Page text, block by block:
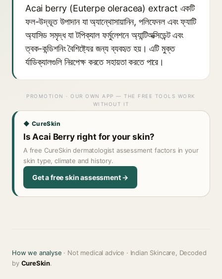
Acai berry (Euterpe oleracea) extract একটি
ফল-উদ্ভূত উপাদান যা অ্যান্থোসায়ানিন, পলিফেনল এবং ফ্যাটি
অ্যাসিড সমৃদ্ধ যা টপিক্যাল ফর্মুলেশনে অ্যান্টিঅক্সিডেন্ট এবং
ত্বক-কন্ডিশনিং বৈশিষ্ট্যের জন্য ব্যবহৃত হয়। এটি মুক্ত
র্যাডিক্যালগুলি নিরপেক্ষ করতে সহায়তা করতে পারে।
PROMOTION · OUR OWN APP — THE FREE TOOLS WORK
WITHOUT IT
◆ CureSkin
Is Acai Berry right for your skin?
A free CureSkin dermatologist assessment factors in your
skin type, climate and history.
Get a free skin assessment →
How we analyse · Not medical advice · Indian Skincare, Decoded
by CureSkin.